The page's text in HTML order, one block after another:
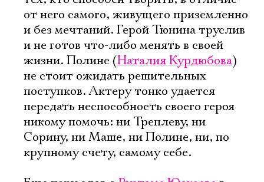
от него самого, живущего приземленно
и без мечтаний. Герой Тюнина труслив
и не готов что-либо менять в своей
жизни. Полине (Наталия Курдюбова)
не стоит ожидать решительных
поступков. Актеру тонко удается
передать неспособность своего героя
никому помочь: ни Треплеву, ни
Сорину, ни Маше, ни Полине, ни, по
крупному счету, самому себе.